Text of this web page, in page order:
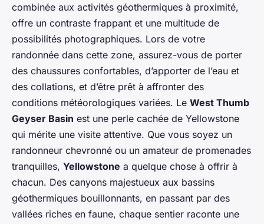
combinée aux activités géothermiques à proximité,
offre un contraste frappant et une multitude de
possibilités photographiques. Lors de votre
randonnée dans cette zone, assurez-vous de porter
des chaussures confortables, d’apporter de l’eau et
des collations, et d’être prêt à affronter des
conditions météorologiques variées. Le West Thumb
Geyser Basin est une perle cachée de Yellowstone
qui mérite une visite attentive. Que vous soyez un
randonneur chevronné ou un amateur de promenades
tranquilles, Yellowstone a quelque chose à offrir à
chacun. Des canyons majestueux aux bassins
géothermiques bouillonnants, en passant par des
vallées riches en faune, chaque sentier raconte une